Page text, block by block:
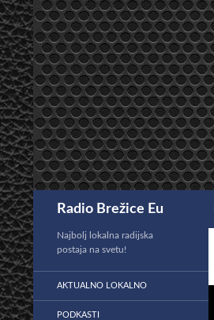
Preskoči
na
vsebino
Radio Brežice Eu
Najbolj lokalna radijska
postaja na svetu!
AKTUALNO LOKALNO
PODKASTI